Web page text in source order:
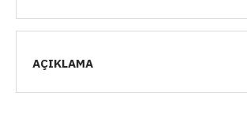
AÇIKLAMA